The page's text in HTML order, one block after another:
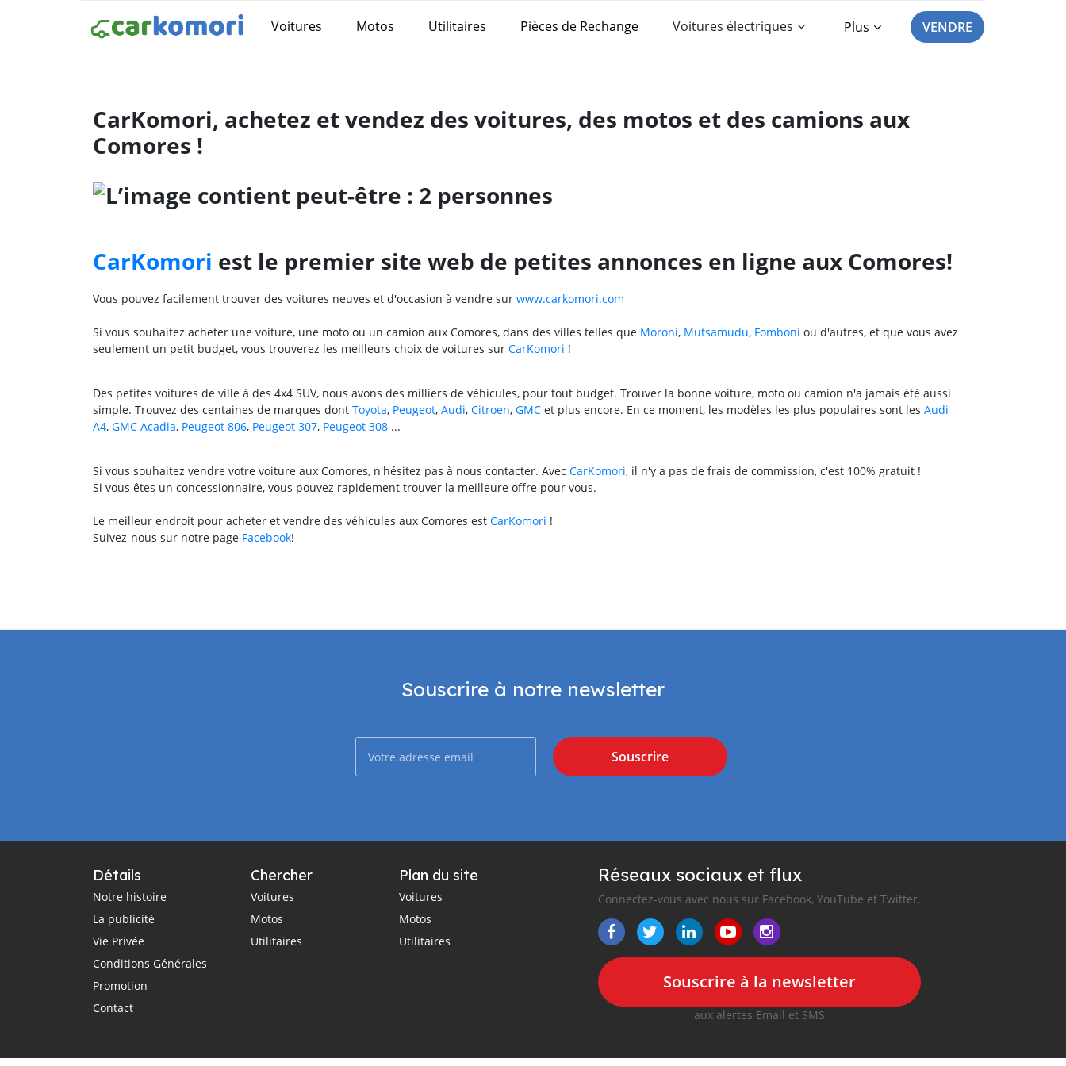
Voitures Motos Utilitaires Pièces de Rechange Voitures électriques Plus VENDRE
CarKomori, achetez et vendez des voitures, des motos et des camions aux
Comores !
CarKomori est le premier site web de petites annonces en ligne aux Comores!
Vous pouvez facilement trouver des voitures neuves et d'occasion à vendre sur www.carkomori.com
Si vous souhaitez acheter une voiture, une moto ou un camion aux Comores, dans des villes telles que Moroni, Mutsamudu, Fomboni ou d'autres, et que vous avez
seulement un petit budget, vous trouverez les meilleurs choix de voitures sur CarKomori !
Des petites voitures de ville à des 4x4 SUV, nous avons des milliers de véhicules, pour tout budget. Trouver la bonne voiture, moto ou camion n'a jamais été aussi
simple. Trouvez des centaines de marques dont Toyota, Peugeot, Audi, Citroen, GMC et plus encore. En ce moment, les modèles les plus populaires sont les Audi
A4, GMC Acadia, Peugeot 806, Peugeot 307, Peugeot 308 ...
Si vous souhaitez vendre votre voiture aux Comores, n'hésitez pas à nous contacter. Avec CarKomori, il n'y a pas de frais de commission, c'est 100% gratuit !
Si vous êtes un concessionnaire, vous pouvez rapidement trouver la meilleure offre pour vous.
Le meilleur endroit pour acheter et vendre des véhicules aux Comores est CarKomori !
Suivez-nous sur notre page Facebook!
Souscrire à notre newsletter
Souscrire
Détails
Notre histoire
La publicité
Vie Privée
Conditions Générales
Promotion
Contact
Chercher
Voitures
Motos
Utilitaires
Plan du site
Voitures
Motos
Utilitaires
Réseaux sociaux et flux
Connectez-vous avec nous sur Facebook, YouTube et Twitter.
Souscrire à la newsletter
aux alertes Email et SMS